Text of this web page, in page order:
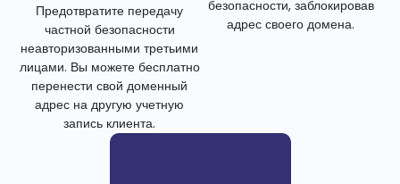
Предотвратите передачу
частной безопасности
неавторизованными третьими
лицами. Вы можете бесплатно
перенести свой доменный
адрес на другую учетную
запись клиента.
безопасности, заблокировав
адрес своего домена.